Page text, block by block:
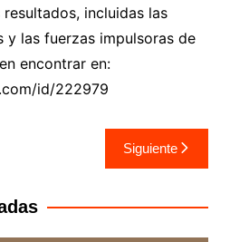
incluidas las
y las fuerzas impulsoras de
encontrar en:
id/222979
Siguiente